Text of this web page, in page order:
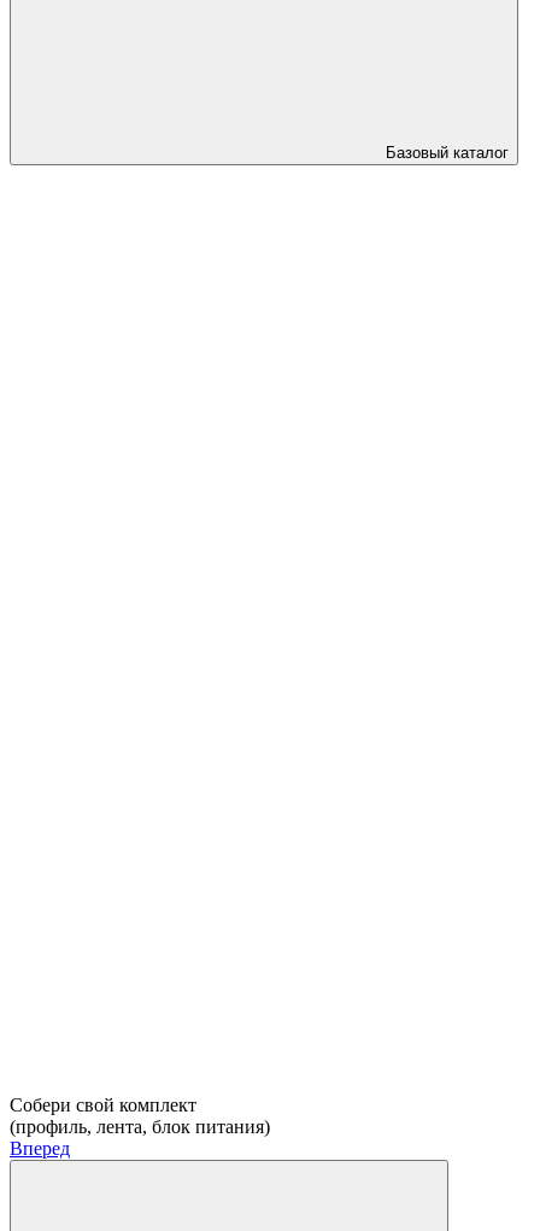
Базовый каталог
Собери свой комплект
(профиль, лента, блок питания)
Вперед